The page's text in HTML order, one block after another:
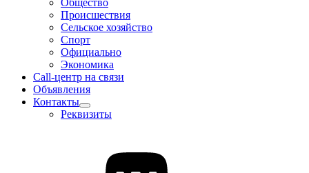
Общество
Происшествия
Сельское хозяйство
Спорт
Официально
Экономика
Call-центр на связи
Объявления
Контакты
Реквизиты